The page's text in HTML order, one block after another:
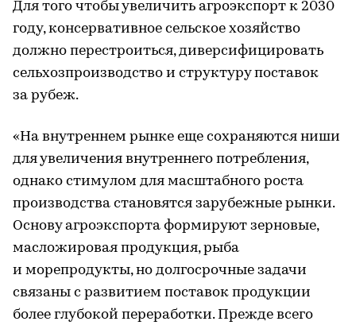
Для того чтобы увеличить агроэкспорт к 2030
году, консервативное сельское хозяйство
должно перестроиться, диверсифицировать
сельхозпроизводство и структуру поставок
за рубеж.
«На внутреннем рынке еще сохраняются ниши
для увеличения внутреннего потребления,
однако стимулом для масштабного роста
производства становятся зарубежные рынки.
Основу агроэкспорта формируют зерновые,
масложировая продукция, рыба
и морепродукты, но долгосрочные задачи
связаны с развитием поставок продукции
более глубокой переработки. Прежде всего